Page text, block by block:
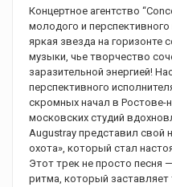
Концертное агентство
молодого и
яркая звезда на горизонте
музыки, чье творчество
заразительной энергией!
перспективного
скромных начал в Ростове-
московских студий
Augustray представил свой
охота», который стал
Этот трек не просто песня
ритма, который заставляет